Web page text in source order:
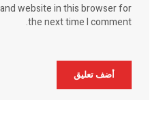
website in this browser for
the next time I comment.